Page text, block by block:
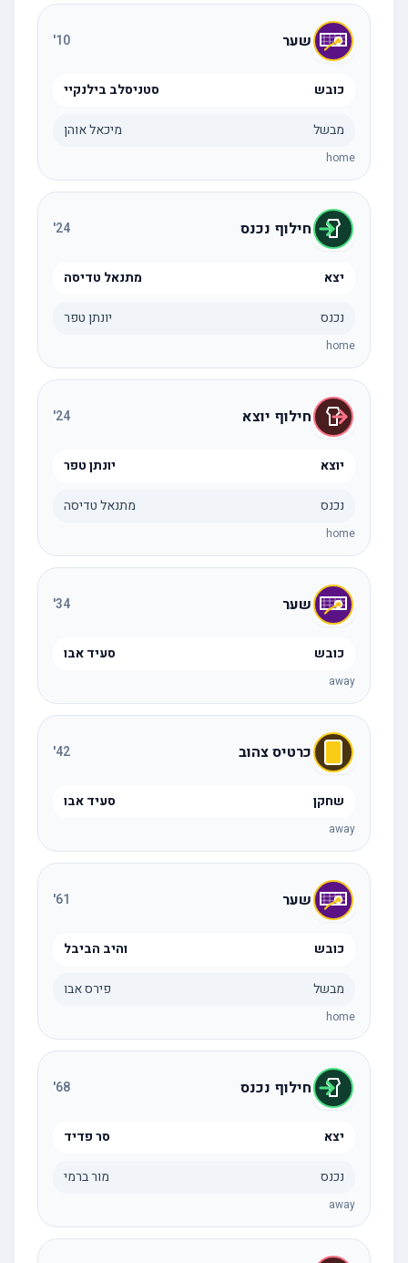
שער 10
'
כובש סטניסלב בילנקיי
מבשל מיכאל אוהן
home
חילוף נכנס 24
'
יצא מתנאל טדיסה
נכנס יונתן טפר
home
חילוף יוצא 24
'
יוצא יונתן טפר
נכנס מתנאל טדיסה
home
שער 34
'
כובש סעיד אבו
away
כרטיס צהוב 42
'
שחקן סעיד אבו
away
שער 61
'
כובש והיב הביבל
מבשל פירס אבו
home
חילוף נכנס 68
'
יצא סר פדיד
נכנס מור ברמי
away